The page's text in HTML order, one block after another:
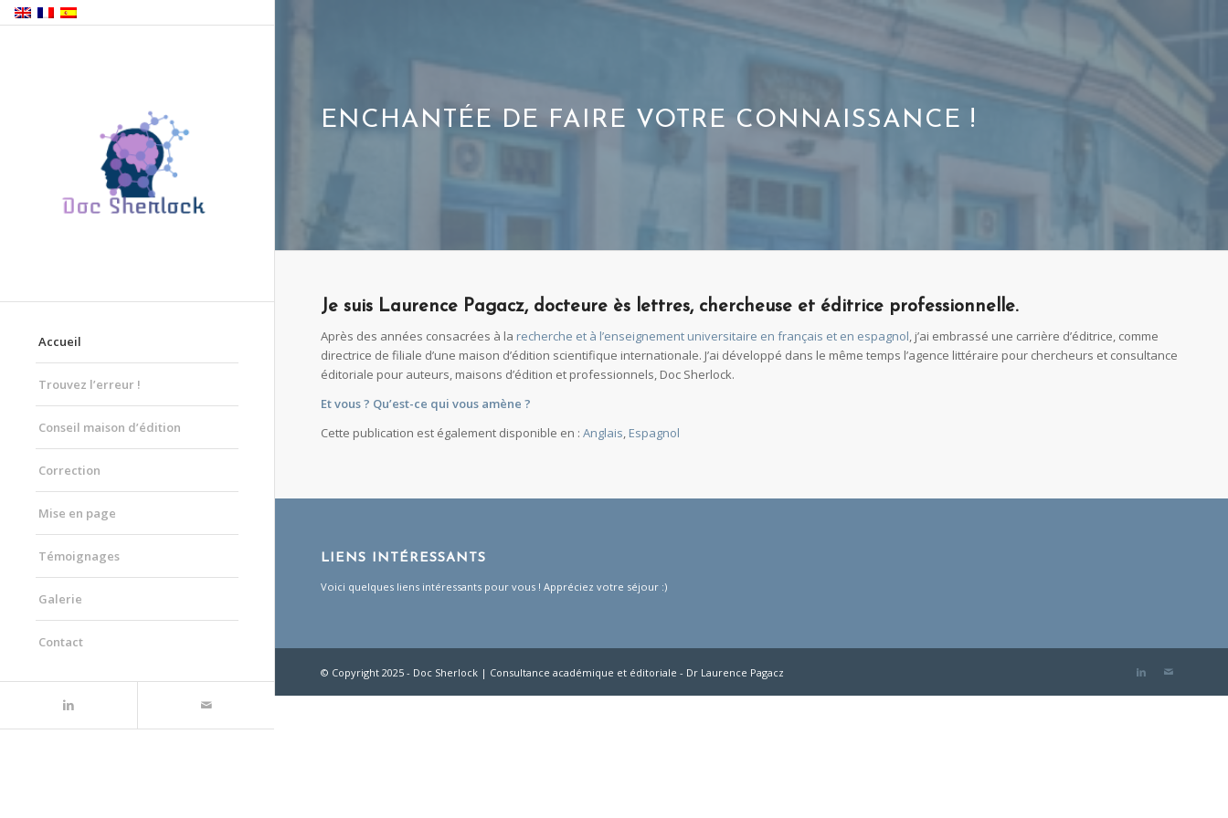
Accueil
Trouvez l’erreur !
Conseil maison d’édition
Correction
Mise en page
Témoignages
Galerie
Contact
ENCHANTÉE DE FAIRE VOTRE CONNAISSANCE !
Je suis Laurence Pagacz, docteure ès lettres, chercheuse et éditrice professionnelle.
Après des années consacrées à la recherche et à l’enseignement universitaire en français et en espagnol, j’ai embrassé une carrière d’éditrice, comme
directrice de filiale d’une maison d’édition scientifique internationale. J’ai développé dans le même temps l’agence littéraire pour chercheurs et consultance
éditoriale pour auteurs, maisons d’édition et professionnels, Doc Sherlock.
Et vous ? Qu’est-ce qui vous amène ?
Cette publication est également disponible en : Anglais Espagnol
LIENS INTÉRESSANTS
Voici quelques liens intéressants pour vous ! Appréciez votre séjour :)
© Copyright 2025 - Doc Sherlock | Consultance académique et éditoriale - Dr Laurence Pagacz